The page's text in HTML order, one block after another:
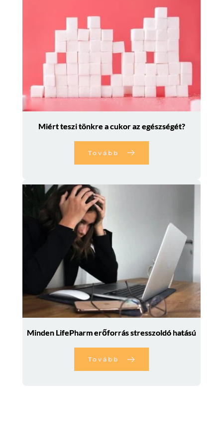
Miért teszi tönkre a cukor az egészségét?
Tovább
Minden LifePharm erőforrás stresszoldó hatású
Tovább